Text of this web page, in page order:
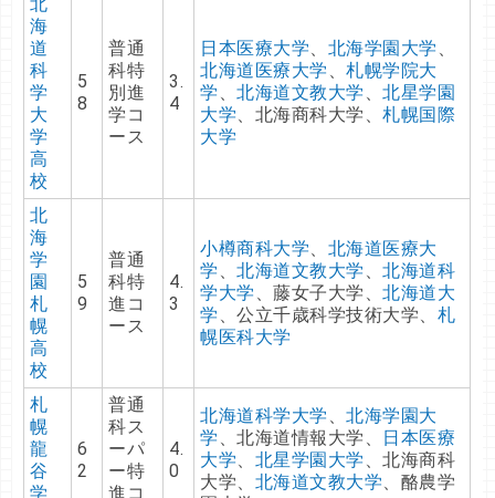
北
海
道
科
学
大
学
高
校
5
8
普通
科特
別進
学コ
ース
3.
4
日本医療大学、 北海学園大学 、
北海道医療大学 、札幌学院大
学 、北海道文教大学 、北星学園
大学、北海商科大学、札幌国際
大学
北
海
学
園
札
幌
高
校
5
9
普通
科特
進コ
ース
4.
3
小樽商科大学、 北海道医療大
学 、北海道文教大学 、北海道科
学大学 、藤女子大学、北海道大
学 、公立千歳科学技術大学、 札
幌医科大学
札
幌
龍
谷
学
6
2
普通
科ス
ーパ
ー特
進コ
4.
0
北海道科学大学 、北海学園大
学 、北海道情報大学、
日本医療
大学、 北星学園大学 、北海商科
大学、 北海道文教大学、酪農学